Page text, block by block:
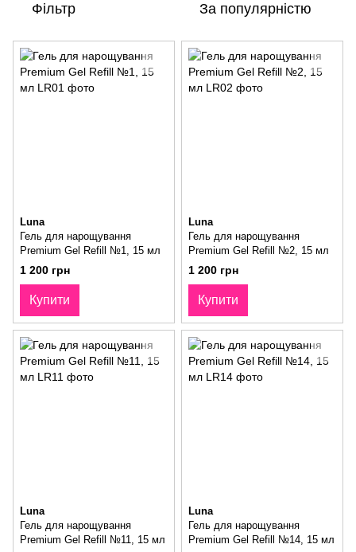
Фільтр За популярністю
Luna
Гель для нарощування
Premium Gel Refill №1, 15 мл
1 200 грн
Купити
Luna
Гель для нарощування
Premium Gel Refill №2, 15 мл
1 200 грн
Купити
Luna
Гель для нарощування
Premium Gel Refill №11, 15 мл
Luna
Гель для нарощування
Premium Gel Refill №14, 15 мл